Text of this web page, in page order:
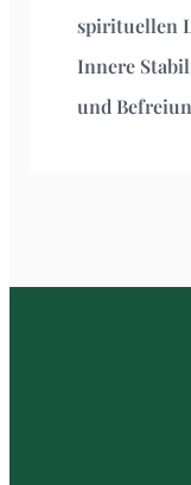
spirituellen
Innere
und